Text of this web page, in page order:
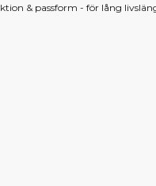
& passform - för lång